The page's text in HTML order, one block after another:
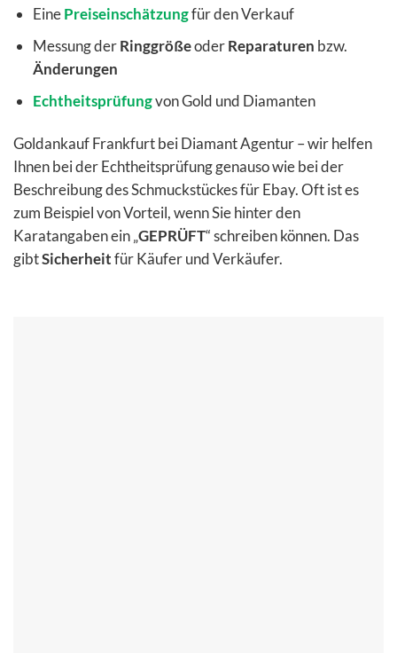
EinePreiseinschätzungfür den Verkauf
Messung derRinggrößeoderReparaturen bzw.
Änderungen
Echtheitsprüfungvon Gold und Diamanten
Goldankauf Frankfurt bei Diamant Agentur – wir helfen
Ihnen bei der Echtheitsprüfung genauso wie bei der
Beschreibung des Schmuckstückes für Ebay. Oft ist es
zum Beispiel von Vorteil, wenn Sie hinter den
Karatangaben ein „GEPRÜFT“ schreiben können. Das
gibtSicherheitfür Käufer und Verkäufer.